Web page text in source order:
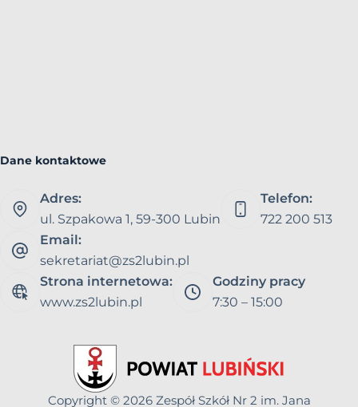
Dane kontaktowe
Adres:
ul. Szpakowa 1, 59-300 Lubin
Telefon:
722 200 513
Email:
sekretariat@zs2lubin.pl
Strona internetowa:
www.zs2lubin.pl
Godziny pracy
7:30 – 15:00
Copyright © 2026 Zespół Szkół Nr 2 im. Jana